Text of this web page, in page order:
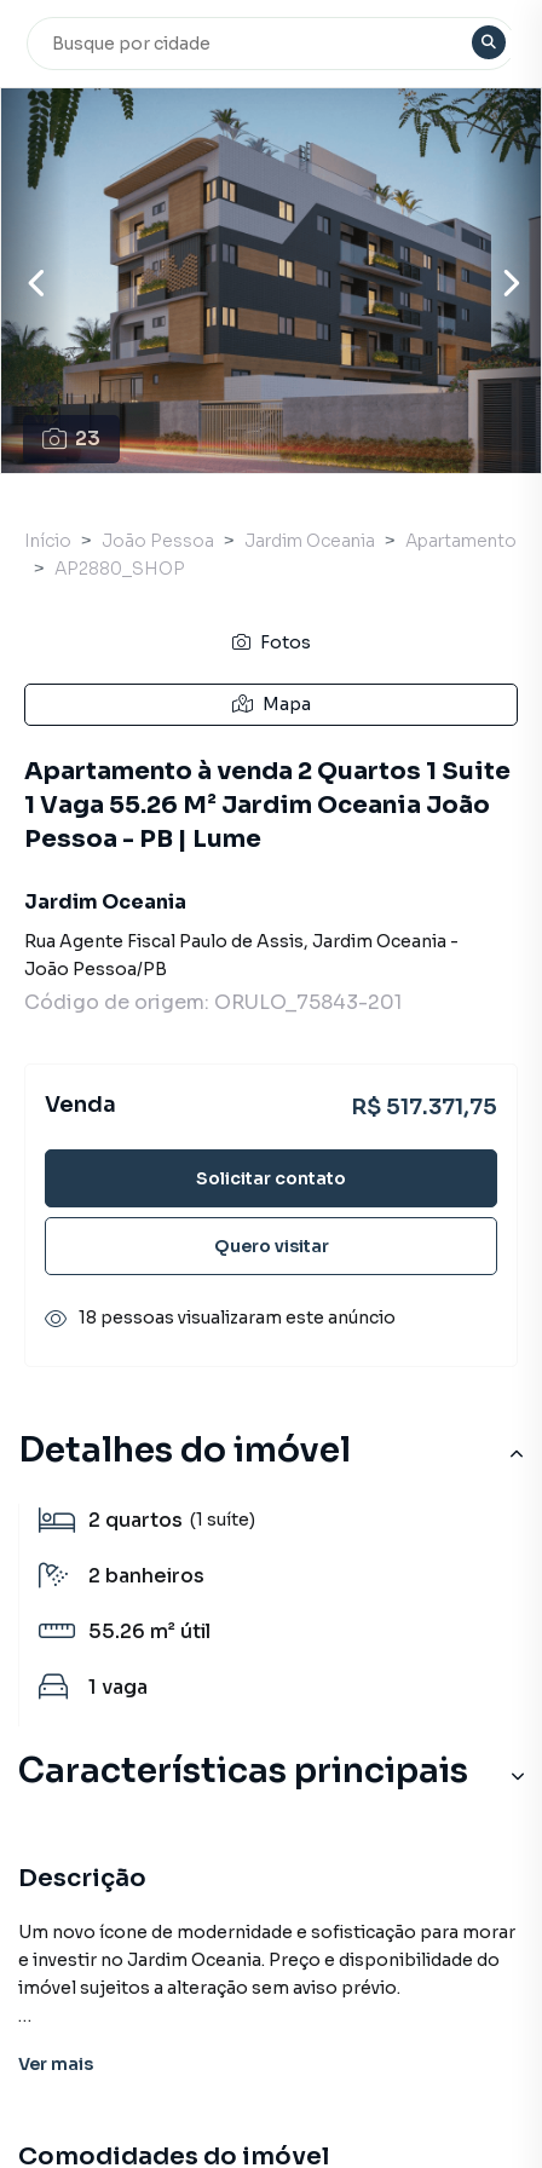
23
Detalhes do imóvel
2 quartos (1 suíte)
2 banheiros
55.26 m² útil
1 vaga
Características principais
Descrição
Um novo ícone de modernidade e sofisticação para morar
e investir no Jardim Oceania. Preço e disponibilidade do
imóvel sujeitos a alteração sem aviso prévio.
• Bicicletário
• Elevador social
Ver mais
Comodidades do imóvel
Início João Pessoa Jardim Oceania
Apartamento
AP2880_SHOP
Fotos
Mapa
Apartamento à venda 2 Quartos 1 Suite
1 Vaga 55.26 M² Jardim Oceania João
Pessoa - PB | Lume
Jardim Oceania
Rua Agente Fiscal Paulo de Assis, Jardim Oceania -
João Pessoa/PB
Código de origem: ORULO_75843-201
Venda R$ 517.371,75
Solicitar contato
Quero visitar
18 pessoas visualizaram este anúncio